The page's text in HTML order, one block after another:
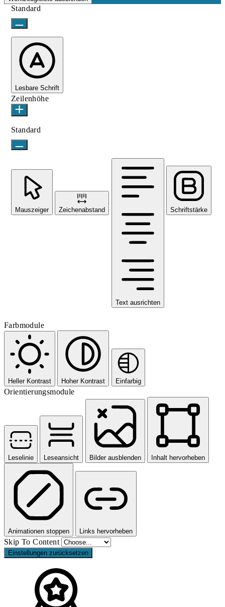
Standard
Lesbare Schrift
Zeilenhöhe
Standard
Mauszeiger Zeichenabstand
Text ausrichten
Schriftstärke
Farbmodule
Heller Kontrast Hoher Kontrast Einfarbig
Orientierungsmodule
Leselinie Leseansicht Bilder ausblenden Inhalt hervorheben
Animationen stoppen Links hervorheben
Skip To Content
Einstellungen zurücksetzen